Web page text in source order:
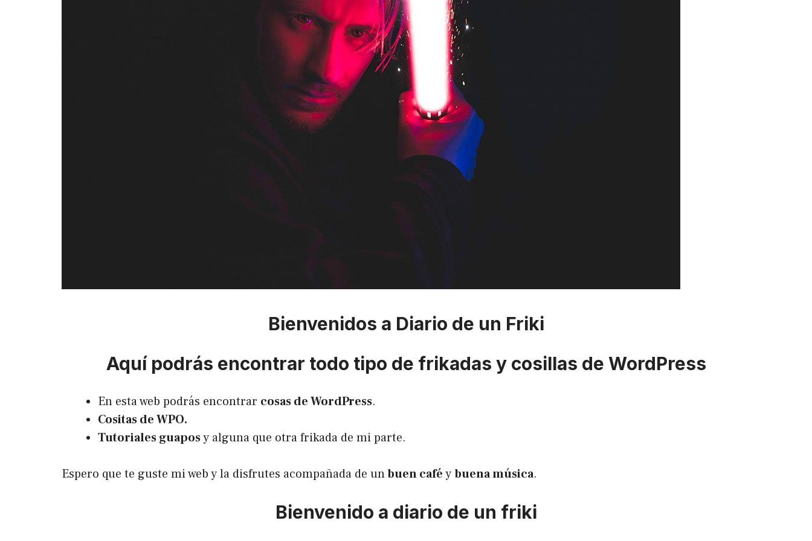
Bienvenidos a Diario de un Friki
Aquí podrás encontrar todo tipo de frikadas y cosillas de WordPress
En esta web podrás encontrar cosas de WordPress.
Cositas de WPO.
Tutoriales guaposy alguna que otra frikada de mi parte.
Espero que te guste mi web y la disfrutes acompañada de unbuen caféybuena música.
Bienvenido a diario de un friki